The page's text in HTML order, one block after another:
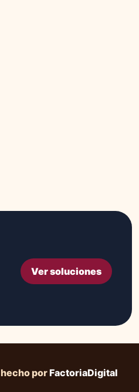
Ver soluciones
hecho porFactoriaDigital